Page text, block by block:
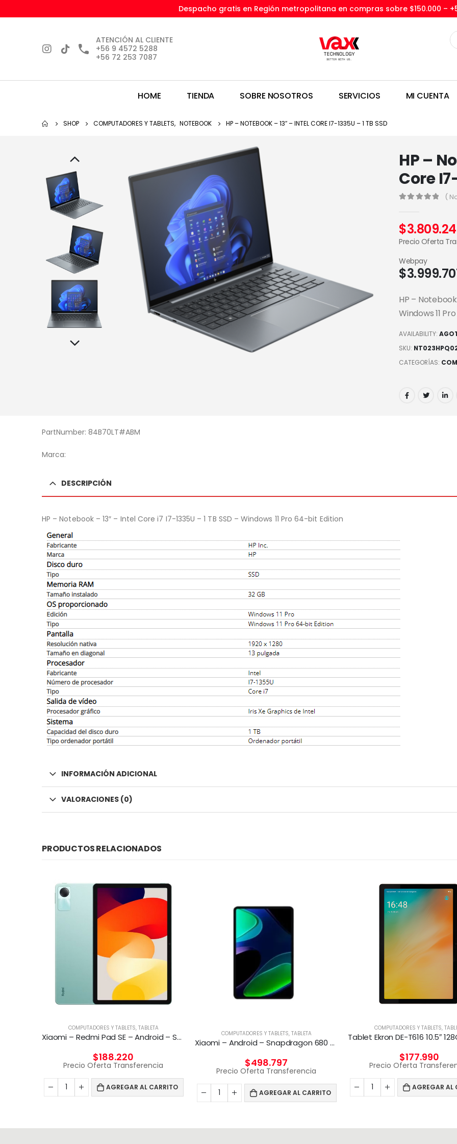
Despacho gratis en Región metropolitana en compras sobre $150.000 –
ATENCIÓN AL CLIENTE
+56 9 4572 5288
+56 72 253 7087
HOME TIENDA SOBRE NOSOTROS SERVICIOS MI CUENTA
SHOP COMPUTADORES Y TABLETS, NOTEBOOK HP – NOTEBOOK – 13″ – INTEL CORE I7-1335U – 1 TB SSD
HP –
Core
(
$
Precio Oferta
$
Webpay
HP – Notebook
Windows 11
AVAILABILITY:
SKU:
CATEGORÍAS:
PartNumber: 84B70LT#ABM
Marca:
DESCRIPCIÓN
HP – Notebook – 13″ – Intel Core i7 I7-1335U – 1 TB SSD – Windows 11 Pro 64-bit Edition
INFORMACIÓN ADICIONAL
VALORACIONES (0)
PRODUCTOS RELACIONADOS
COMPUTADORES Y TABLETS, TABLETA
Xiaomi – Redmi Pad SE – Android – Snapdragon 680
$188.220
Precio Oferta Transferencia
AGREGAR AL CARRITO
COMPUTADORES Y TABLETS, TABLETA
Xiaomi – Android – Snapdragon 680 – 6GB RAM 128GB ROM
$498.797
Precio Oferta Transferencia
AGREGAR AL CARRITO
COMPUTADORES Y TABLETS,
$177.990
Precio Oferta
AGREGAR AL